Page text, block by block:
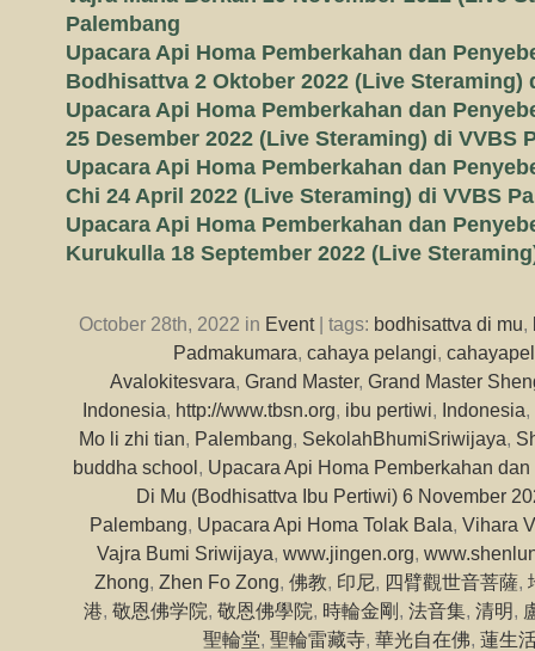
Palembang
Upacara Api Homa Pemberkahan dan
Bodhisattva 2 Oktober 2022 (Live Steraming)
Upacara Api Homa Pemberkahan dan
25 Desember 2022 (Live Steraming) di VVBS
Upacara Api Homa Pemberkahan dan
Chi 24 April 2022 (Live Steraming) di VVBS
Upacara Api Homa Pemberkahan dan
Kurukulla 18 September 2022 (Live
October 28th, 2022 in Event| tags: bodhisattva di mu,
Padmakumara, cahaya pelangi,
Avalokitesvara, Grand Master, Grand Master
Indonesia, http://www.tbsn.org, ibu pertiwi, Indonesia,
Mo li zhi tian, Palembang, SekolahBhumiSriwijaya,
buddha school, Upacara Api Homa Pemberkahan
Di Mu (Bodhisattva Ibu Pertiwi) 6 November
Palembang, Upacara Api Homa Tolak Bala, Vihara
Vajra Bumi Sriwijaya, www.jingen.org,
Zhong, Zhen Fo Zong, 佛教, 印尼, 四臂觀世音菩薩,
港, 敬恩佛学院, 敬恩佛學院, 時輪金剛, 法音集, 清明,
聖輪堂, 聖輪雷藏寺, 華光自在佛, 蓮生